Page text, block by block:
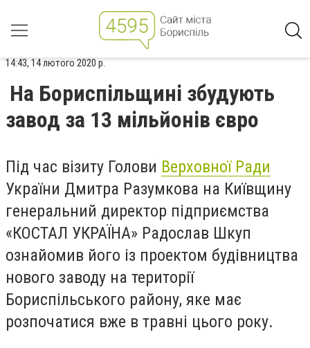
14:43, 14 лютого 2020 р.
На Бориспільщині збудують
завод за 13 мільйонів євро
Під час візиту Голови Верховної Ради
України Дмитра Разумкова на Київщину
генеральний директор підприємства
«КОСТАЛ УКРАЇНА» Радослав Шкуп
ознайомив його із проектом будівництва
нового заводу на території
Бориспільського району, яке має
розпочатися вже в травні цього року.